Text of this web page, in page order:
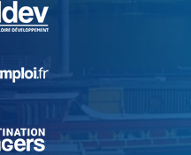
, Ouvre une nouvelle